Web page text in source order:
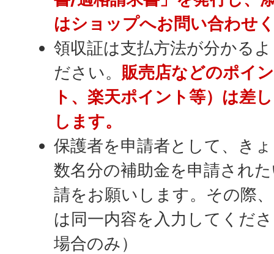
はショップへお問い合わせ
領収証は支払方法が分かる
ださい。 販売店などのポイ
ト、楽天ポイント等）は差
します。
保護者を申請者として、き
数名分の補助金を申請され
請をお願いします。その際
は同一内容を入力してくだ
場合のみ）